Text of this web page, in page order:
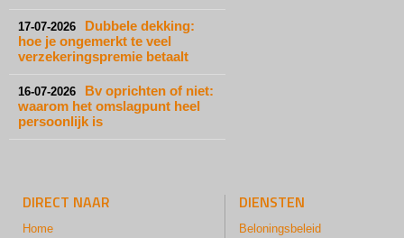
17-07-2026
Dubbele dekking:
hoe je ongemerkt te veel
verzekeringspremie betaalt
16-07-2026
Bv oprichten of niet:
waarom het omslagpunt heel
persoonlijk is
DIRECT NAAR
Home
DIENSTEN
Beloningsbeleid